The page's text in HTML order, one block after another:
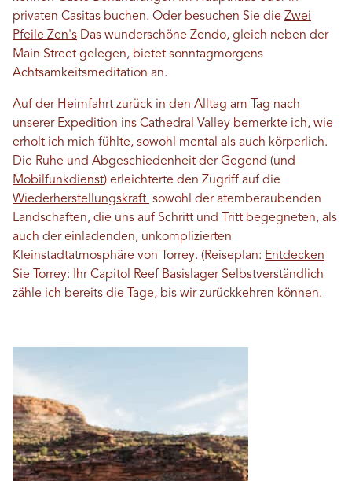
privaten Casitas buchen. Oder besuchen Sie die Zwei
Pfeile Zen's Das wunderschöne Zendo, gleich neben der
Main Street gelegen, bietet sonntagmorgens
Achtsamkeitsmeditation an.
Auf der Heimfahrt zurück in den Alltag am Tag nach
unserer Expedition ins Cathedral Valley bemerkte ich, wie
erholt ich mich fühlte, sowohl mental als auch körperlich.
Die Ruhe und Abgeschiedenheit der Gegend (und
Mobilfunkdienst) erleichterte den Zugriff auf die
Wiederherstellungskraft sowohl der atemberaubenden
Landschaften, die uns auf Schritt und Tritt begegneten, als
auch der einladenden, unkomplizierten
Kleinstadtatmosphäre von Torrey. (Reiseplan: Entdecken
Sie Torrey: Ihr Capitol Reef BasislagerSelbstverständlich
zähle ich bereits die Tage, bis wir zurückkehren können.